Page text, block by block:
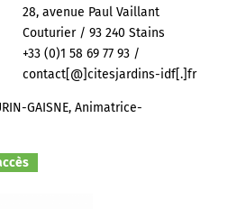
28, avenue Paul Vaillant
Couturier / 93 240 Stains
+33 (0)1 58 69 77 93 /
contact[@]citesjardins-idf[.]fr
GAISNE, Animatrice-